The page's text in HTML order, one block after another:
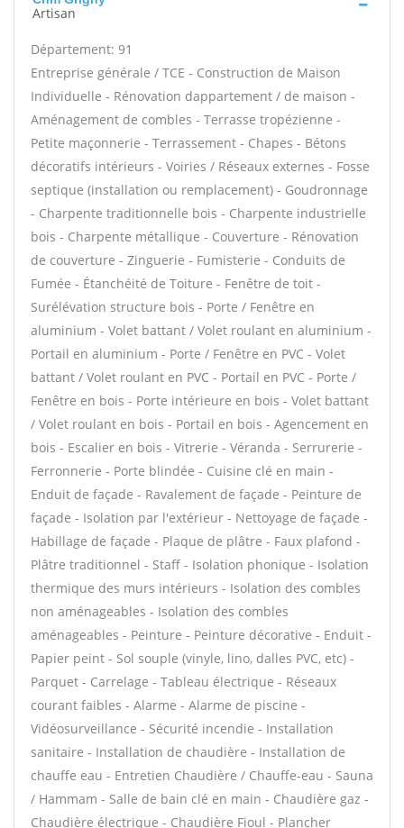
Artisan
Département: 91
Entreprise générale / TCE - Construction de Maison
Individuelle - Rénovation dappartement / de maison -
Aménagement de combles - Terrasse tropézienne -
Petite maçonnerie - Terrassement - Chapes - Bétons
décoratifs intérieurs - Voiries / Réseaux externes - Fosse
septique (installation ou remplacement) - Goudronnage
- Charpente traditionnelle bois - Charpente industrielle
bois - Charpente métallique - Couverture - Rénovation
de couverture - Zinguerie - Fumisterie - Conduits de
Fumée - Étanchéité de Toiture - Fenêtre de toit -
Surélévation structure bois - Porte / Fenêtre en
aluminium - Volet battant / Volet roulant en aluminium -
Portail en aluminium - Porte / Fenêtre en PVC - Volet
battant / Volet roulant en PVC - Portail en PVC - Porte /
Fenêtre en bois - Porte intérieure en bois - Volet battant
/ Volet roulant en bois - Portail en bois - Agencement en
bois - Escalier en bois - Vitrerie - Véranda - Serrurerie -
Ferronnerie - Porte blindée - Cuisine clé en main -
Enduit de façade - Ravalement de façade - Peinture de
façade - Isolation par l'extérieur - Nettoyage de façade -
Habillage de façade - Plaque de plâtre - Faux plafond -
Plâtre traditionnel - Staff - Isolation phonique - Isolation
thermique des murs intérieurs - Isolation des combles
non aménageables - Isolation des combles
aménageables - Peinture - Peinture décorative - Enduit -
Papier peint - Sol souple (vinyle, lino, dalles PVC, etc) -
Parquet - Carrelage - Tableau électrique - Réseaux
courant faibles - Alarme - Alarme de piscine -
Vidéosurveillance - Sécurité incendie - Installation
sanitaire - Installation de chaudière - Installation de
chauffe eau - Entretien Chaudière / Chauffe-eau - Sauna
/ Hammam - Salle de bain clé en main - Chaudière gaz -
Chaudière électrique - Chaudière Fioul - Plancher